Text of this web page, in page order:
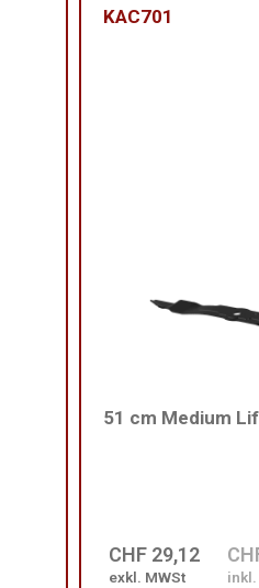
KAC701
51 cm Medium
CHF 29,12
exkl. MWSt inkl.